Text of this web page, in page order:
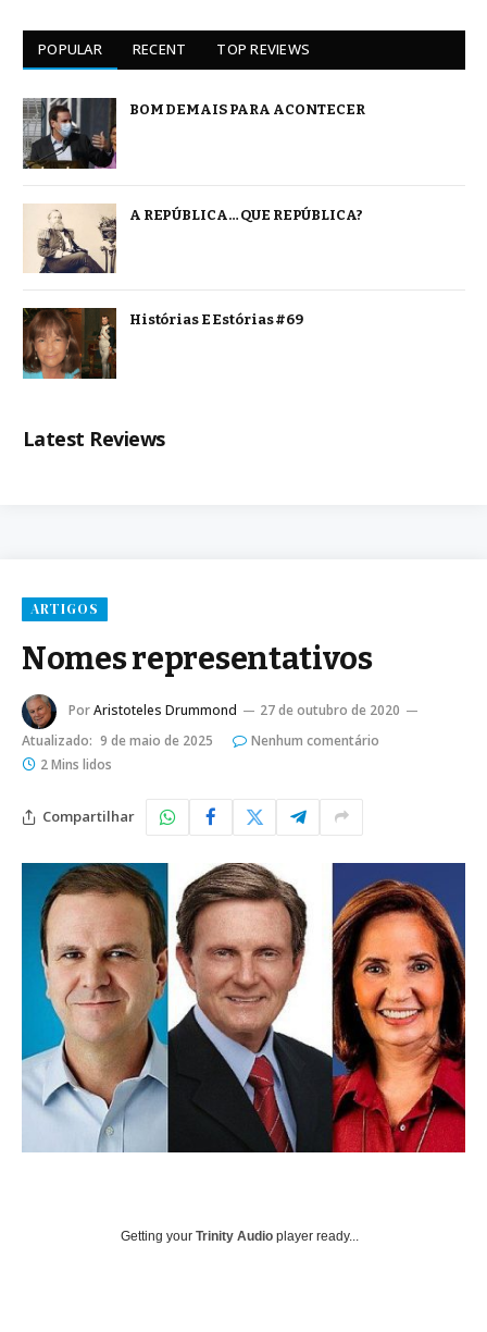
POPULAR RECENT TOP REVIEWS
BOM DEMAIS PARA ACONTECER
A REPÚBLICA… QUE REPÚBLICA?
Histórias E Estórias #69
Latest Reviews
ARTIGOS
Nomes representativos
PorAristoteles Drummond
27 de outubro de 2020
Atualizado: 9 de maio de 2025
Nenhum comentário
2 Mins lidos
Compartilhar
Getting your Trinity Audio player ready...